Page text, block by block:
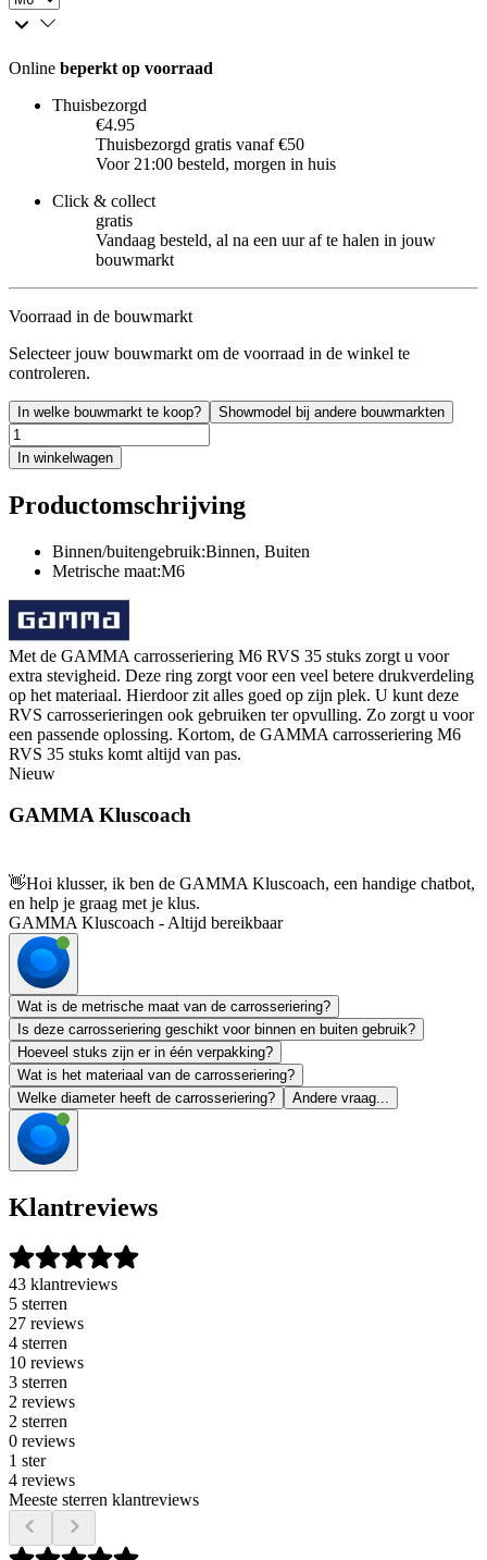
Online beperkt op voorraad
Thuisbezorgd
€4.95
Thuisbezorgd gratis vanaf €50
Voor 21:00 besteld, morgen in huis
Click & collect
gratis
Vandaag besteld, al na een uur af te halen in jouw
bouwmarkt
Voorraad in de bouwmarkt
Selecteer jouw bouwmarkt om de voorraad in de winkel te
controleren.
In welke bouwmarkt te koop? Showmodel bij andere bouwmarkten
In winkelwagen
Productomschrijving
Binnen/buitengebruik:Binnen, Buiten
Metrische maat:M6
Met de GAMMA carrosseriering M6 RVS 35 stuks zorgt u voor
extra stevigheid. Deze ring zorgt voor een veel betere drukverdeling
op het materiaal. Hierdoor zit alles goed op zijn plek. U kunt deze
RVS carrosserieringen ook gebruiken ter opvulling. Zo zorgt u voor
een passende oplossing. Kortom, de GAMMA carrosseriering M6
RVS 35 stuks komt altijd van pas.
Nieuw
GAMMA Kluscoach
👋Hoi klusser, ik ben de GAMMA Kluscoach, een handige chatbot,
en help je graag met je klus.
GAMMA Kluscoach - Altijd bereikbaar
Wat is de metrische maat van de carrosseriering?
Is deze carrosseriering geschikt voor binnen en buiten gebruik?
Hoeveel stuks zijn er in één verpakking?
Wat is het materiaal van de carrosseriering?
Welke diameter heeft de carrosseriering?
Andere vraag...
Klantreviews
43 klantreviews
5 sterren
27 reviews
4 sterren
10 reviews
3 sterren
2 reviews
2 sterren
0 reviews
1 ster
4 reviews
Meeste sterren klantreviews